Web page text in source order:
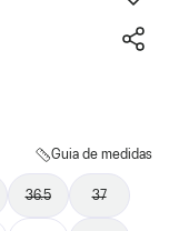
Guia de medidas
36.5 37